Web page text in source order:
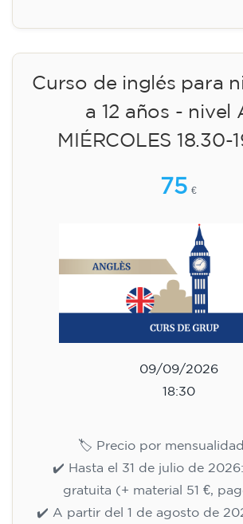
Curso de inglés para
a 12 años - nivel
MIÉRCOLES 18.30-
75 €
09/09/2026
18:30
🏷️ Precio por
✔️ Hasta el 31 de julio de
gratuita (+ material 51 €,
✔️ A partir del 1 de agosto de